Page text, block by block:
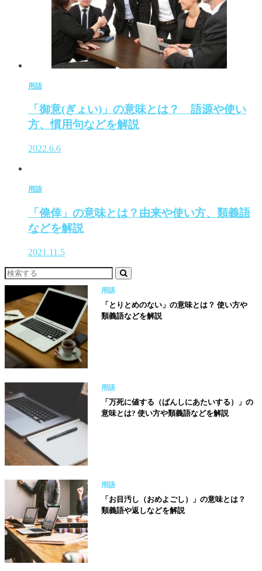
用語
「御意(ぎょい)」の意味とは？ 語源や使い
方、慣用句などを解説
2022.6.6
用語
「僥倖」の意味とは？由来や使い方、類義語
などを解説
2021.11.5
用語
「とりとめのない」の意味とは？ 使い方や
類義語などを解説
用語
「万死に値する（ばんしにあたいする）」の
意味とは? 使い方や類義語などを解説
用語
「お目汚し（おめよごし）」の意味とは？
類義語や返しなどを解説